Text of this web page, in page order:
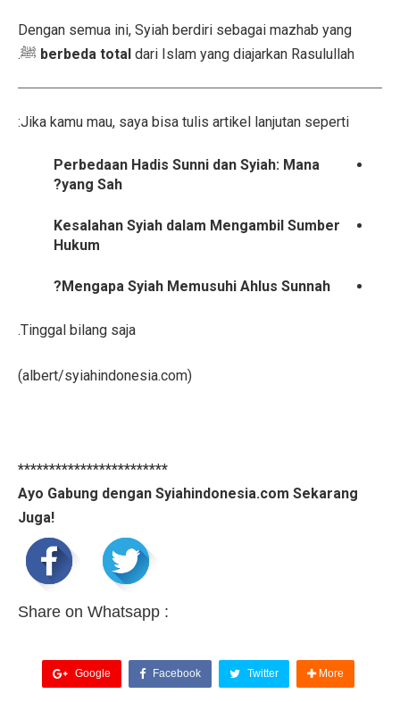
Dengan semua ini, Syiah berdiri sebagai mazhab yang
berbeda total dari Islam yang diajarkan Rasulullah ﷺ.
Jika kamu mau, saya bisa tulis artikel lanjutan seperti:
Perbedaan Hadis Sunni dan Syiah: Mana
yang Sah?
Kesalahan Syiah dalam Mengambil Sumber
Hukum
Mengapa Syiah Memusuhi Ahlus Sunnah?
Tinggal bilang saja.
(albert/syiahindonesia.com)
************************
Ayo Gabung dengan Syiahindonesia.com Sekarang
Juga!
Share on Whatsapp :
Google Facebook Twitter More